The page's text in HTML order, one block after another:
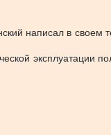
написал в своем
эксплуатации